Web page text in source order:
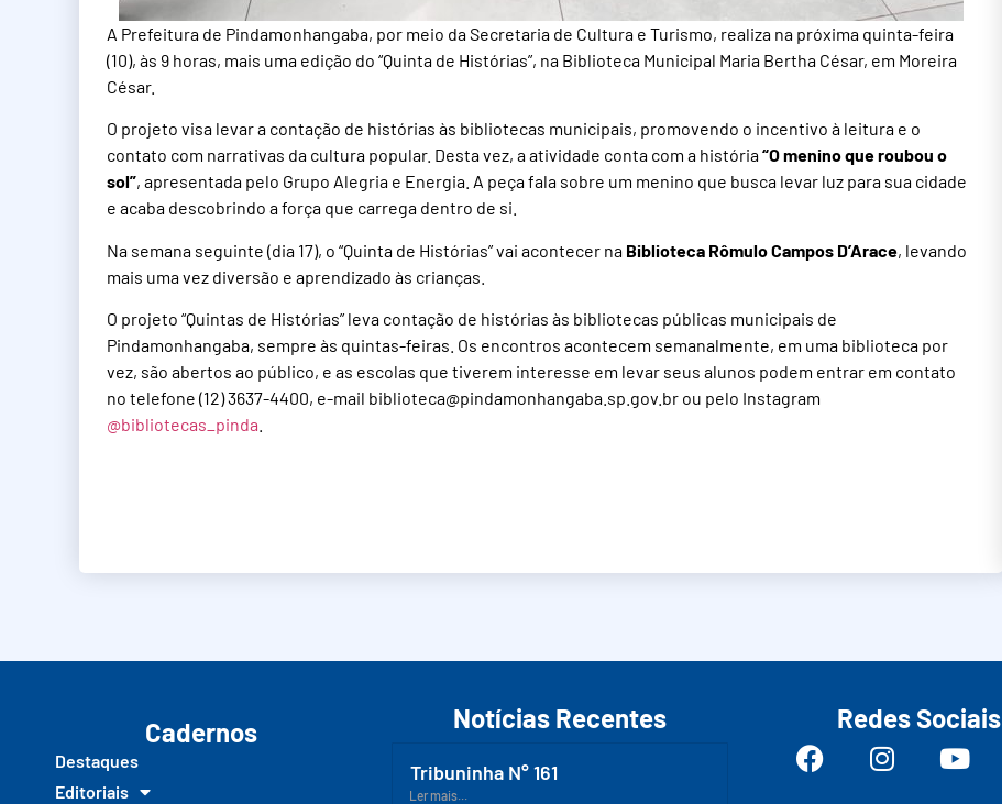
A Prefeitura de Pindamonhangaba, por meio da Secretaria de Cultura e Turismo, realiza na próxima quinta-feira
(10), às 9 horas, mais uma edição do “Quinta de Histórias”, na Biblioteca Municipal Maria Bertha César, em Moreira
César.
O projeto visa levar a contação de histórias às bibliotecas municipais, promovendo o incentivo à leitura e o
contato com narrativas da cultura popular. Desta vez, a atividade conta com a história“O menino que roubou o
sol”, apresentada pelo Grupo Alegria e Energia. A peça fala sobre um menino que busca levar luz para sua cidade
e acaba descobrindo a força que carrega dentro de si.
Na semana seguinte (dia 17), o “Quinta de Histórias” vai acontecer na Biblioteca Rômulo Campos D’Arace, levando
mais uma vez diversão e aprendizado às crianças.
O projeto “Quintas de Histórias” leva contação de histórias às bibliotecas públicas municipais de
Pindamonhangaba, sempre às quintas-feiras. Os encontros acontecem semanalmente, em uma biblioteca por
vez, são abertos ao público, e as escolas que tiverem interesse em levar seus alunos podem entrar em contato
no telefone (12) 3637-4400, e-mail biblioteca@pindamonhangaba.sp.gov.br ou pelo Instagram
@bibliotecas_pinda
Cadernos
Destaques
Editoriais
Notícias Recentes
Tribuninha N° 161
Ler mais...
Redes Sociais